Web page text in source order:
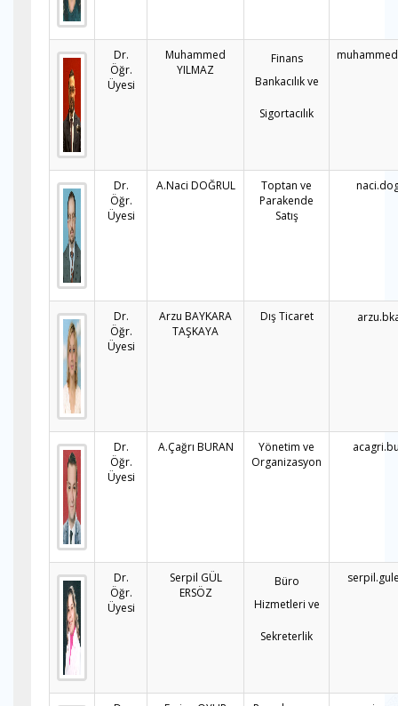
Dr.
Öğr.
Üyesi
Muhammed
YILMAZ
Finans
Bankacılık ve
Sigortacılık
Dr.
Öğr.
Üyesi
A.Naci DOĞRUL
Toptan ve
Parakende
Satış
Dr.
Öğr.
Üyesi
Arzu BAYKARA
TAŞKAYA
Dış Ticaret
Dr.
Öğr.
Üyesi
A.Çağrı BURAN
Yönetim ve
Organizasyon
Dr.
Öğr.
Üyesi
Serpil GÜL
ERSÖZ
Büro
Hizmetleri ve
Sekreterlik